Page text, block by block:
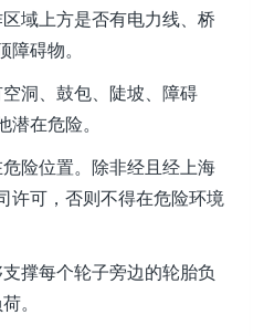
域上方是否有电力线 、桥
障碍物。
空洞 、鼓包、 陡坡
障碍
潜在危险。
险位置。除非经且经 上海
许可，否则不得在危险环境
支撑每个轮子旁边的轮胎负
荷。